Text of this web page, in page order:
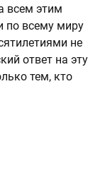
всем этим
по всему миру
не
ответ на эту
тем, кто